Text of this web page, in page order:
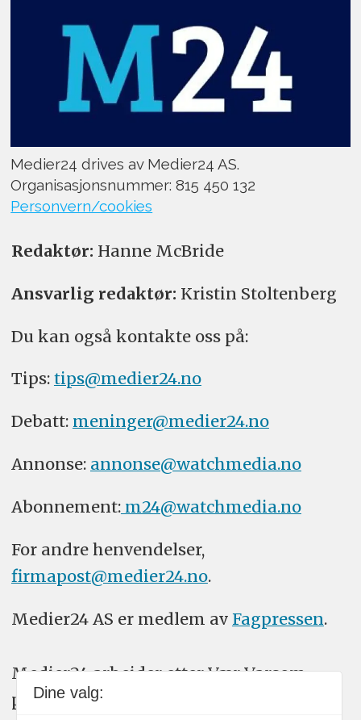
Medier24 drives av Medier24 AS.
Organisasjonsnummer: 815 450 132
Personvern/cookies
Redaktør: Hanne McBride
Ansvarlig redaktør: Kristin Stoltenberg
Du kan også kontakte oss på:
Tips: tips@medier24.no
Debatt: meninger@medier24.no
Annonse: annonse@watchmedia.no
Abonnement:m24@watchmedia.no
For andre henvendelser,
firmapost@medier24.no.
Medier24 AS er medlem av Fagpressen.
Medier24 arbeider etter Vær Varsom-
plakatens regler for god presseskikk.
Dine valg: